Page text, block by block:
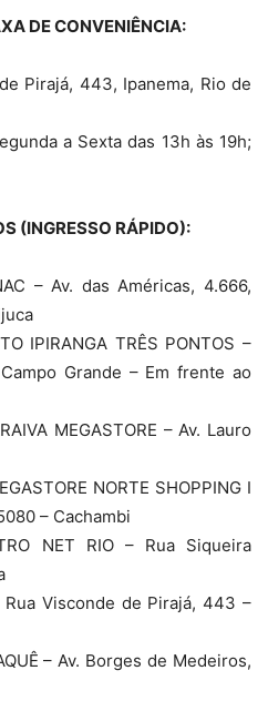
DE CONVENIÊNCIA:
Pirajá, 443, Ipanema, Rio de
a Sexta das 13h às 19h;
(INGRESSO RÁPIDO):
– Av. das Américas, 4.666,
IPIRANGA TRÊS PONTOS –
Grande – Em frente ao
MEGASTORE – Av. Lauro
NORTE SHOPPING I
– Cachambi
NET RIO – Rua Siqueira
Rua Visconde de Pirajá, 443 –
– Av. Borges de Medeiros,